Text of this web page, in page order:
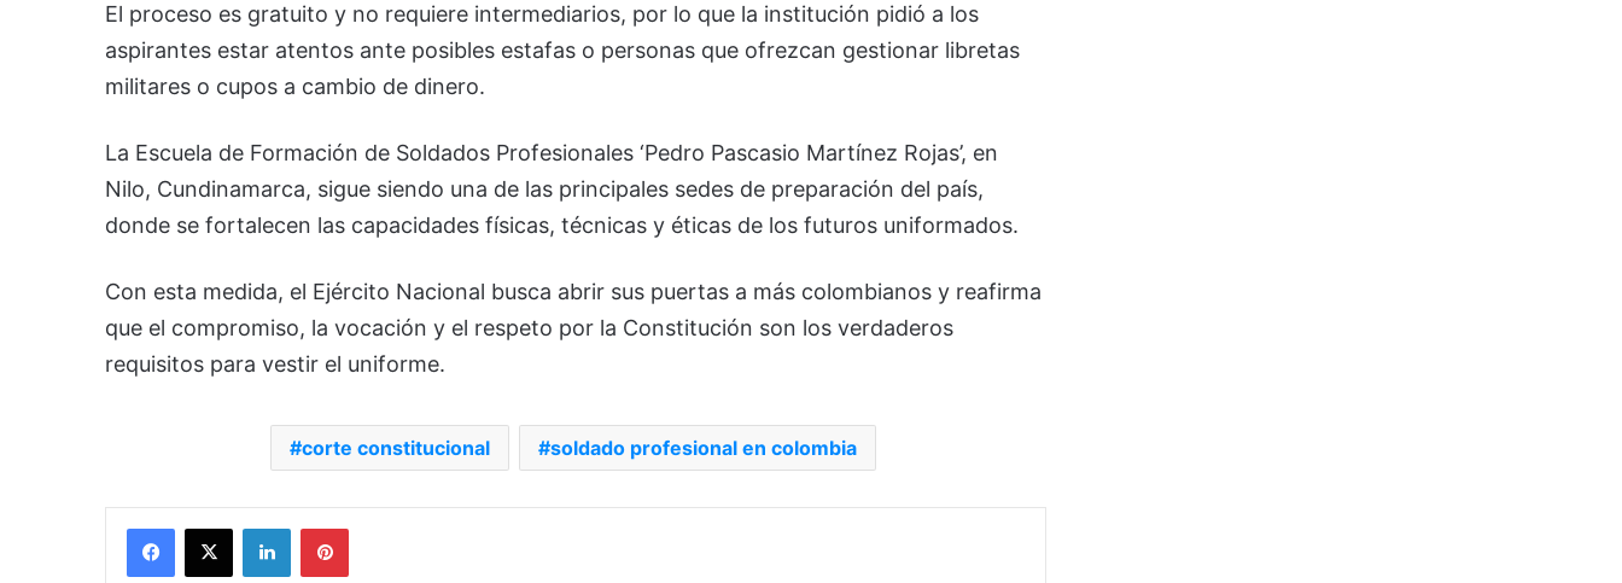
El proceso es gratuito y no requiere intermediarios, por lo que la institución pidió a los
aspirantes estar atentos ante posibles estafas o personas que ofrezcan gestionar libretas
militares o cupos a cambio de dinero.
La Escuela de Formación de Soldados Profesionales ‘Pedro Pascasio Martínez Rojas’, en
Nilo, Cundinamarca, sigue siendo una de las principales sedes de preparación del país,
donde se fortalecen las capacidades físicas, técnicas y éticas de los futuros uniformados.
Con esta medida, el Ejército Nacional busca abrir sus puertas a más colombianos y reafirma
que el compromiso, la vocación y el respeto por la Constitución son los verdaderos
requisitos para vestir el uniforme.
corte constitucional soldado profesional en colombia
Facebook
X LinkedInPinterest